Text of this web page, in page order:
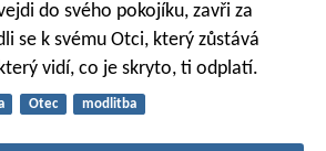
do svého pokojíku, zavři za
se k svému Otci, který zůstává
vidí, co je skryto, ti odplatí.
Otec modlitba